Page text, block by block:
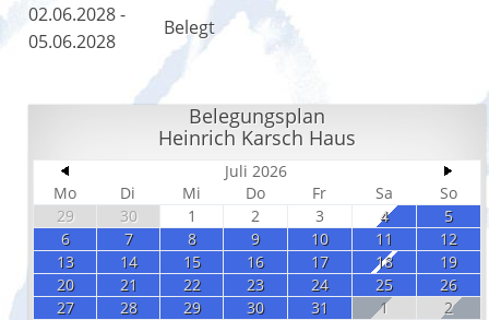
02.06.2028 -
05.06.2028
Belegt
Belegungsplan
Heinrich Karsch Haus
Juli 2026
Mo
Di Mi Do Fr Sa
So
29
30 1 2 3 4
5
6
7 8 9 10 11
12
13
14 15 16 17 18
19
20
21 22 23 24 25
26
27
28 29 30 31 1 2